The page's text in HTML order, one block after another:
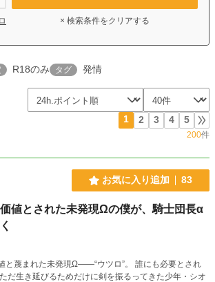
ロ
× 検索条件をクリアする
R18のみ タグ 発情
1 2 3 4 5
200件
お気に入り追加 83
価値とされた未発現Ωの僕が、騎士団長α
蔑まれた未発現Ω――“ウツロ”。 誰にも必要とされ
だ生き延びるためだけに剣を振るってきた少年・シオ